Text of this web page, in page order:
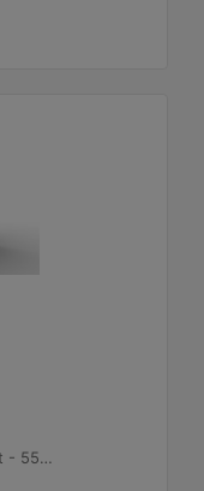
406 1.500 dev/dk.da lb-ft - 550 1.500 dev/dk.da Nm